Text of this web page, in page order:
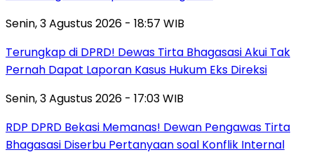
Senin, 3 Agustus 2026 - 18:57 WIB
Terungkap di DPRD! Dewas Tirta Bhagasasi Akui Tak
Pernah Dapat Laporan Kasus Hukum Eks Direksi
Senin, 3 Agustus 2026 - 17:03 WIB
RDP DPRD Bekasi Memanas! Dewan Pengawas Tirta
Bhagasasi Diserbu Pertanyaan soal Konflik Internal